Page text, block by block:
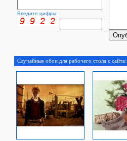
Введите цифры:
Случайные обои для рабочего стола с сайта: